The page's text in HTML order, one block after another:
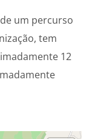
um percurso
tem
12